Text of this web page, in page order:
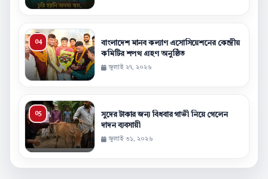
বাংলাদেশ মানব কল্যাণ এসোসিয়েশনের কেন্দ্রীয়
কমিটির শপথ গ্রহণ অনুষ্ঠিত
জুলাই ২৭, ২০২৬
সুদের টাকার জন্য বিধবার গাভী নিয়ে গেলেন
দাদন ব্যবসায়ী
জুলাই ৩১, ২০২৬